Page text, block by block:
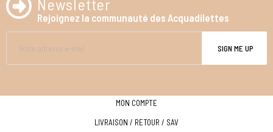
Newsletter
Rejoignez la communauté des Acquadilettes
SIGN ME UP
MON COMPTE
LIVRAISON / RETOUR / SAV